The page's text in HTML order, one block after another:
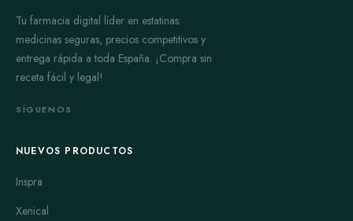
Tu farmacia digital líder en estatinas:
medicinas seguras, precios competitivos y
entrega rápida a toda España. ¡Compra sin
receta fácil y legal!
SÍGUENOS
NUEVOS PRODUCTOS
Inspra
Xenical